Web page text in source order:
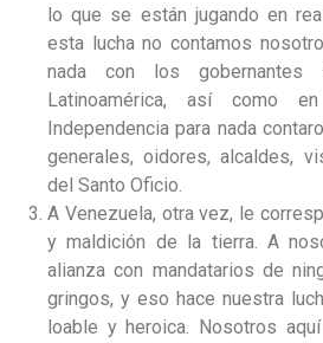
lo que se están jugando en
esta lucha no contamos
nada con los
Latinoamérica, así como
Independencia para nada
generales, oidores, alcaldes,
del Santo Oficio.
A Venezuela, otra vez, le
y maldición de la tierra. A
alianza con mandatarios de
gringos, y eso hace nuestra
loable y heroica. Nosotros